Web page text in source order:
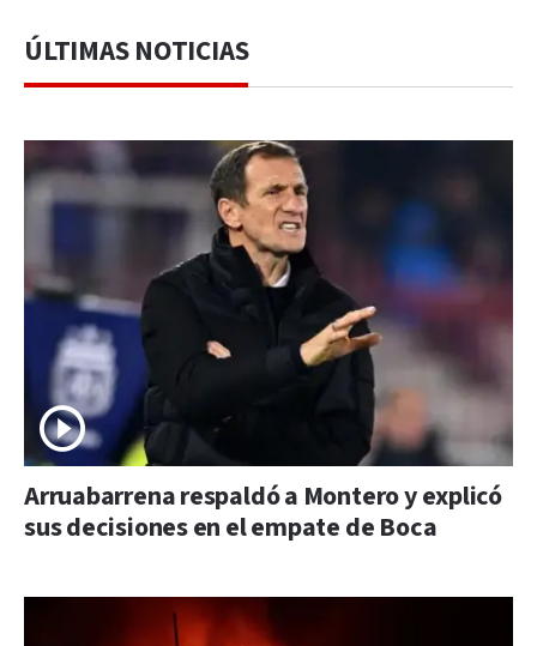
ÚLTIMAS NOTICIAS
Arruabarrena respaldó a Montero y explicó
sus decisiones en el empate de Boca